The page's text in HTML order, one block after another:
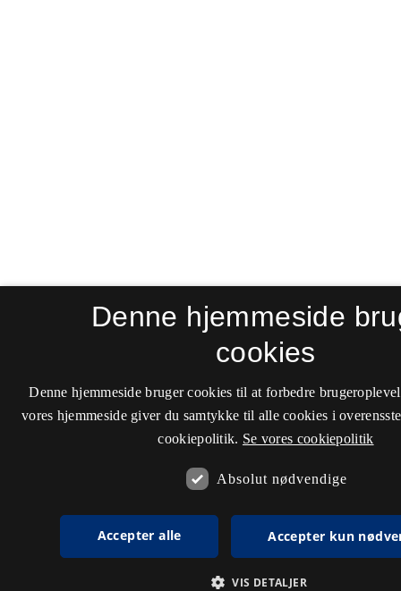
Denne hjemmeside
cookies
Denne hjemmeside bruger cookies til at forbedre
vores hjemmeside giver du samtykke til alle cookies i
cookiepolitik. Se vores cookiepolitik
Absolut nødvendige
Accepter alle Accepter kun
VIS DETALJER